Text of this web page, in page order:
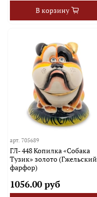
В корзину
арт.705689
ГЛ- 448 Копилка «Собака
Тузик» золото (Гжельский
фарфор)
1056.00 руб